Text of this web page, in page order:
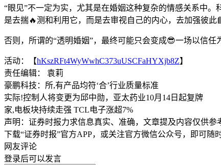
“眼见”不一定为实，尤其是在婚姻这种复杂的情感关系中
是去揣🔥测和利用它，而是去审视自己的内心，去加强彼此
否则，所谓的“透明婚姻”，最终可能只会变成😎一场以信任
活动：【hKszRFt4WyWwhC373uUSCFaHYXjb8Z】
责任编辑： 袁莉
豪鹏科技：所,有产品均符‘合’行业质量标准
实际!控制人将变更为邱中勋，亚太药业10月14日起复牌
家,电板块持续走强 TCL电子涨超7%
声明：证券时报力求信息真实、准确，文章提及内容仅供
下载“证券时报”官方APP，或关注官方微信公众号，即可随
网友评论
登录后可以发言